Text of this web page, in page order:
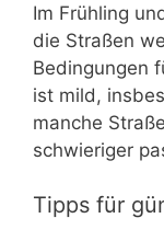
Im Frühling
die Straßen
Bedingungen
ist mild,
manche
schwieriger
Tipps für